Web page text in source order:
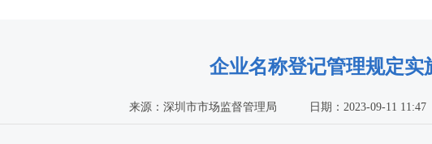
企业名称登记管理规定实
来源： 深圳市市场监督管理局 日期：2023-09-11 11:47